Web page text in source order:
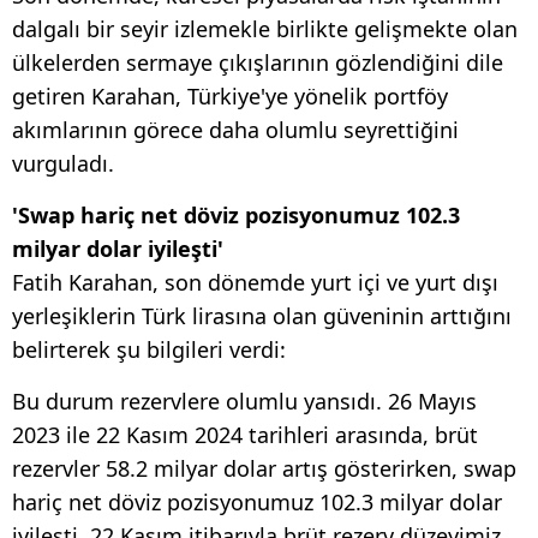
dalgalı bir seyir izlemekle birlikte gelişmekte olan
ülkelerden sermaye çıkışlarının gözlendiğini dile
getiren Karahan, Türkiye'ye yönelik portföy
akımlarının görece daha olumlu seyrettiğini
vurguladı.
'Swap hariç net döviz pozisyonumuz 102.3
milyar dolar iyileşti'
Fatih Karahan, son dönemde yurt içi ve yurt dışı
yerleşiklerin Türk lirasına olan güveninin arttığını
belirterek şu bilgileri verdi:
Bu durum rezervlere olumlu yansıdı. 26 Mayıs
2023 ile 22 Kasım 2024 tarihleri arasında, brüt
rezervler 58.2 milyar dolar artış gösterirken, swap
hariç net döviz pozisyonumuz 102.3 milyar dolar